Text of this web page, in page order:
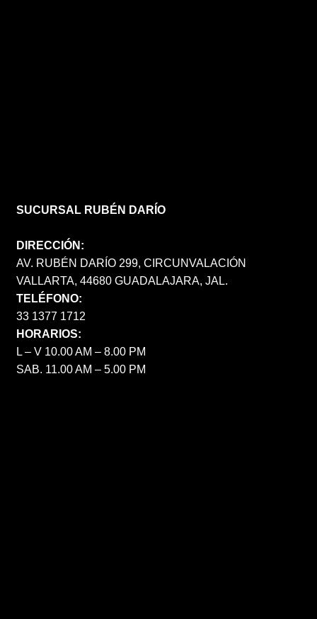
SUCURSAL RUBÉN DARÍO
DIRECCIÓN:
AV. RUBÉN DARÍO 299, CIRCUNVALACIÓN
VALLARTA, 44680 GUADALAJARA, JAL.
TELÉFONO:
33 1377 1712
HORARIOS:
L – V 10.00 AM – 8.00 PM
SAB. 11.00 AM – 5.00 PM